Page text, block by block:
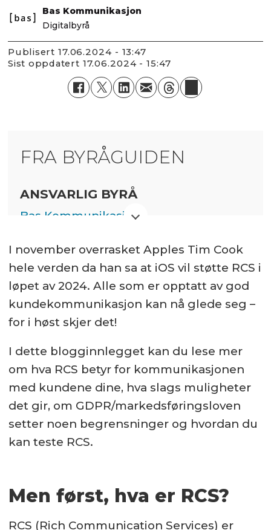
Bas Kommunikasjon
Digitalbyrå
Publisert
17.06.2024 - 13:47
Sist oppdatert
17.06.2024 - 15:47
FRA BYRÅGUIDEN
ANSVARLIG BYRÅ
Bas Kommunikasjon
Betalt innhold
I november overrasket Apples Tim Cook
hele verden da han sa at iOS vil støtte RCS i
løpet av 2024. Alle som er opptatt av god
kundekommunikasjon kan nå glede seg –
for i høst skjer det!
I dette blogginnlegget kan du lese mer
om hva RCS betyr for kommunikasjonen
med kundene dine, hva slags muligheter
det gir, om GDPR/markedsføringsloven
setter noen begrensninger og hvordan du
kan teste RCS.
Men først, hva er RCS?
RCS (Rich Communication Services) er